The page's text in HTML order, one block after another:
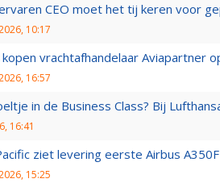
CEO moet het tij keren voor
10:17
kopen vrachtafhandelaar Aviapartner
16:57
in de Business Class? Bij
16:41
ziet levering eerste Airbus
15:25